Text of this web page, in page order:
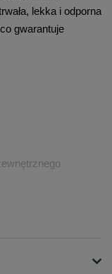
lekka i odporna
gwarantuje